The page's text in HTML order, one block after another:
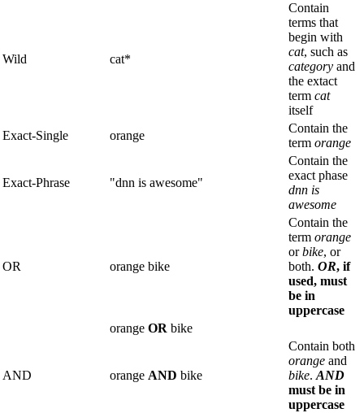
Wild cat*
Contain
terms that
begin with
cat, such as
category and
the extact
term cat
itself
Exact-Single
orange
Contain the
term orange
Exact-Phrase "dnn is awesome"
Contain the
exact phase
dnn is
awesome
OR orange bike
Contain the
term orange
orbike, or
both. OR, if
used, must
be in
uppercase
orange OR bike
AND orange AND bike
Contain both
orange and
bike. AND
must be in
uppercase